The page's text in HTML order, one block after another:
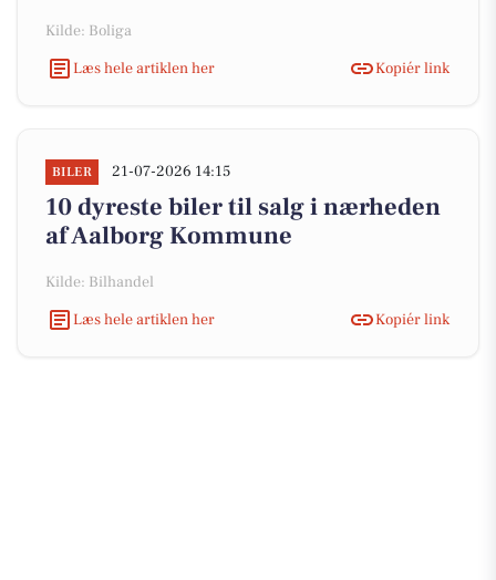
Kilde: Boliga
Læs hele artiklen her
Kopiér link
BILER 21-07-2026 14:15
10 dyreste biler til salg i nærheden
af Aalborg Kommune
Kilde: Bilhandel
Læs hele artiklen her
Kopiér link